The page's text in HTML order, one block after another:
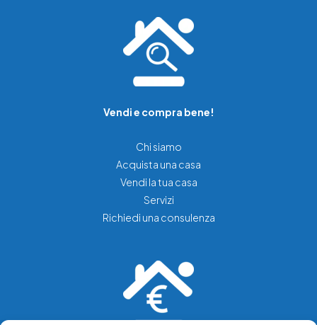
Vendi e compra bene!
Chi siamo
Acquista una casa
Vendi la tua casa
Servizi
Richiedi una consulenza